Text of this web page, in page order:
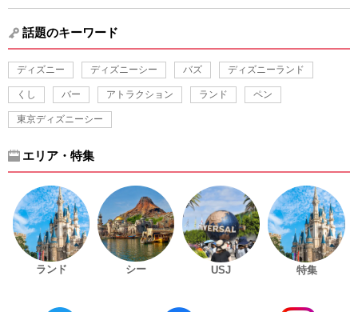
話題のキーワード
ディズニー ディズニーシー バズ ディズニーランド
くし バー アトラクション ランド ペン
東京ディズニーシー
エリア・特集
ランド シー USJ 特集